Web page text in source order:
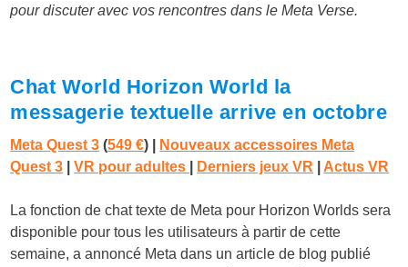
pour discuter avec vos rencontres dans le Meta Verse.
Chat World Horizon World la
messagerie textuelle arrive en octobre
Meta Quest 3 (549 €)
Nouveaux accessoires Meta
Quest 3
|VR pour adultes Derniers jeux VR Actus VR
La fonction de chat texte de Meta pour Horizon Worlds sera
disponible pour tous les utilisateurs à partir de cette
semaine, a annoncé Meta dans un article de blog publié